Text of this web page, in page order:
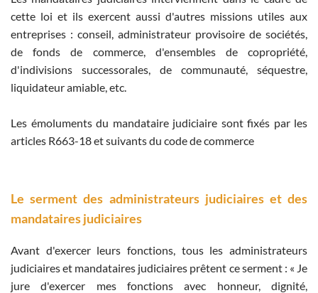
cette loi et ils exercent aussi d'autres missions utiles aux
entreprises : conseil, administrateur provisoire de sociétés,
de fonds de commerce, d'ensembles de copropriété,
d'indivisions successorales, de communauté, séquestre,
liquidateur amiable, etc.
Les émoluments du mandataire judiciaire sont fixés par les
articles R663-18 et suivants du code de commerce
Le serment des administrateurs judiciaires et des
mandataires judiciaires
Avant d'exercer leurs fonctions, tous les administrateurs
judiciaires et mandataires judiciaires prêtent ce serment : « Je
jure d'exercer mes fonctions avec honneur, dignité,